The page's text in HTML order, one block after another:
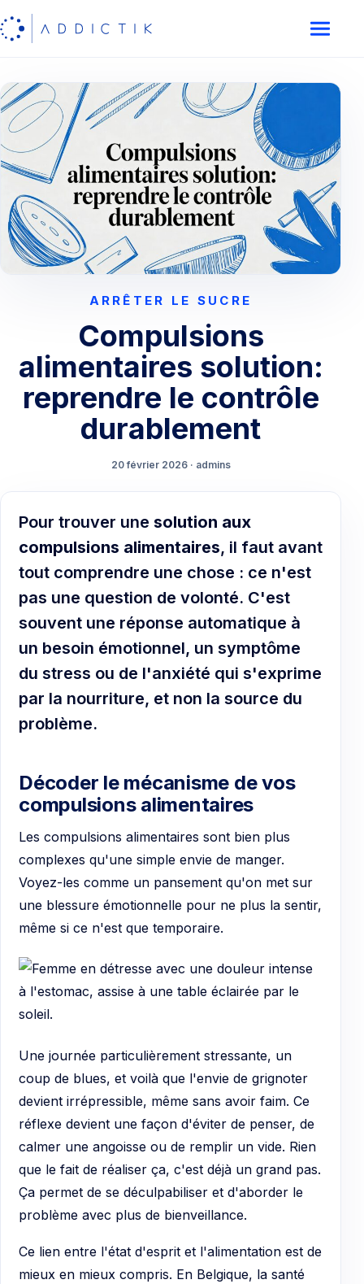
ARRÊTER LE SUCRE
Compulsions
alimentaires solution:
reprendre le contrôle
durablement
20 février 2026 · admins
Pour trouver une solution aux
compulsions alimentaires, il faut avant
tout comprendre une chose : ce n'est
pas une question de volonté. C'est
souvent une réponse automatique à
un besoin émotionnel, un symptôme
du stress ou de l'anxiété qui s'exprime
par la nourriture, et non la source du
problème.
Décoder le mécanisme de vos
compulsions alimentaires
Les compulsions alimentaires sont bien plus
complexes qu'une simple envie de manger.
Voyez-les comme un pansement qu'on met sur
une blessure émotionnelle pour ne plus la sentir,
même si ce n'est que temporaire.
Une journée particulièrement stressante, un
coup de blues, et voilà que l'envie de grignoter
devient irrépressible, même sans avoir faim. Ce
réflexe devient une façon d'éviter de penser, de
calmer une angoisse ou de remplir un vide. Rien
que le fait de réaliser ça, c'est déjà un grand pas.
Ça permet de se déculpabiliser et d'aborder le
problème avec plus de bienveillance.
Ce lien entre l'état d'esprit et l'alimentation est de
mieux en mieux compris. En Belgique, la santé